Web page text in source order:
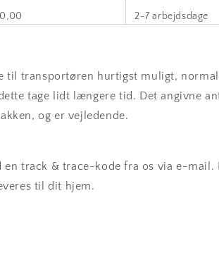
2-7 arbejdsdage
2-7 arbejdsdage
til transportøren hurtigst muligt,
tage lidt længere tid. Det angivne
og er vejledende.
track & trace-kode fra os via e-mail.
til dit hjem.